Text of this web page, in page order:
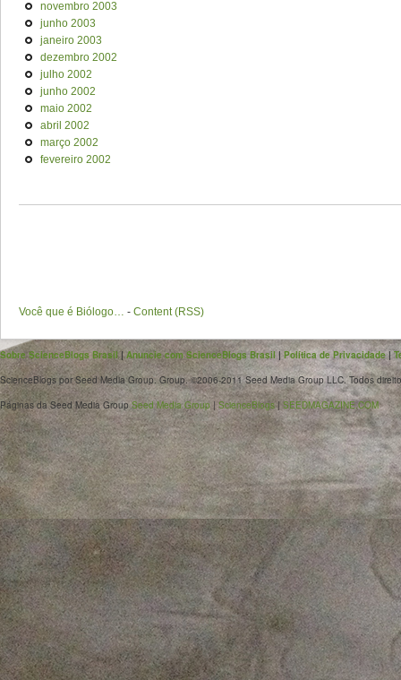
novembro 2003
junho 2003
janeiro 2003
dezembro 2002
julho 2002
junho 2002
maio 2002
abril 2002
março 2002
fevereiro 2002
Você que é Biólogo… - Content (RSS)
Sobre ScienceBlogs Brasil|Anuncie com ScienceBlogs Brasil | Política de Privacidade|
ScienceBlogs por Seed Media Group. Group. ©2006-2011 Seed Media Group LLC. Todos
Páginas da Seed Media GroupSeed Media Group |ScienceBlogs| SEEDMAGAZINE.COM